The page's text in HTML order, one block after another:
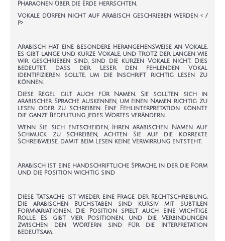
Pharaonen über die Erde herrschten.
Vokale dürfen nicht auf Arabisch geschrieben werden < /
p>
Arabisch hat eine besondere Herangehensweise an Vokale.
Es gibt lange und kurze Vokale, und trotz der langen wie
wir geschrieben sind, sind die kurzen Vokale nicht. Dies
bedeutet, dass der Leser den fehlenden Vokal
identifizieren sollte, um die Inschrift richtig lesen zu
können.
Diese Regel gilt auch für Namen. Sie sollten sich in
arabischer Sprache auskennen, um einen Namen richtig zu
lesen oder zu schreiben. Eine Fehlinterpretation könnte
die ganze Bedeutung jedes Wortes verändern.
Wenn Sie sich entscheiden, Ihren arabischen Namen auf
Schmuck zu schreiben, achten Sie auf die korrekte
Schreibweise, damit beim Lesen keine Verwirrung entsteht.
Arabisch ist eine handschriftliche Sprache, in der die Form
und die Position wichtig sind
Diese Tatsache ist wieder eine Frage der Rechtschreibung.
Die arabischen Buchstaben sind kursiv mit subtilen
Formvariationen. Die Position spielt auch eine wichtige
Rolle. Es gibt vier Positionen, und die Verbindungen
zwischen den Wörtern sind für die Interpretation
bedeutsam.